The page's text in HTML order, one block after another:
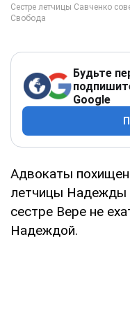
Будьте
Google
Адвокаты
летчицы Надежды
сестре Вере не
Надеждой.